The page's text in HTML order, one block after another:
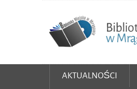
AKTUALNOŚCI